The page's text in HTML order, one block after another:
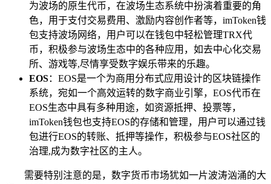
为波场的原生代币，在波场生态系统中扮演着重要的角
色，用于支付交易费用、激励内容创作者等，imToken钱
包支持波场网络，用户可以在钱包中轻松管理TRX代
币，积极参与波场生态中的各种应用，如去中心化交易
所、游戏等,尽情享受数字娱乐带来的乐趣。
EOS：EOS是一个为商用分布式应用设计的区块链操作
系统，宛如一个高效运转的数字商业引擎，EOS代币在
EOS生态中具有多种用途，如资源抵押、投票等，
imToken钱包也支持EOS的存储和管理，用户可以通过钱
包进行EOS的转账、抵押等操作，积极参与EOS社区的
治理,成为数字社区的主人。
需要特别注意的是，数字货币市场犹如一片波涛汹涌的大